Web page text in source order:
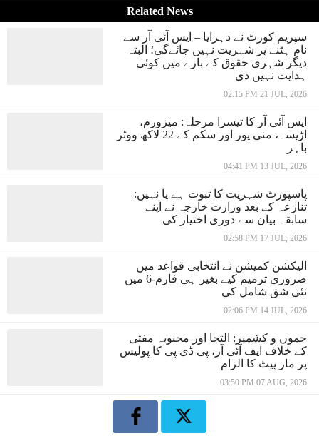
Related News
سپریم کورٹ نے دہرایا – ایس آئی آر سے
نام ہٹنے پر شہریت نہیں جائےگی؛ البتہ
دیگر شہری حقوق کے بارے میں کوئی
ہدایت نہیں دی
02:15 PM 21 JUL, 2026
ایس آئی آر کا تیسرا مرحلہ: میزورم،
اڑیسہ، منی پور اور سکم کے 22 لاکھ ووٹر
باہر
04:41 PM 13 JUL, 2026
پاسپورٹ شہریت کا ثبوت ہے یا نہیں:
تنازعہ کے بعد وزارت خارجہ نے اپنے
سابقہ بیان سے دوری اختیار کی
02:58 PM 17 JUL, 2026
الیکشن کمیشن نے انتخابی قواعد میں
ضروری ترمیم کیے بغیر ہی فارم-6 میں
نئی شق شامل کی
02:06 PM 14 JUL, 2026
جموں و کشمیر: التجا اور محبوبہ مفتی
کے خلاف ایف آئی آر، پی ڈی پی کا پولیس
پر مار پیٹ کا الزام
03:50 PM 07 AUG, 2026